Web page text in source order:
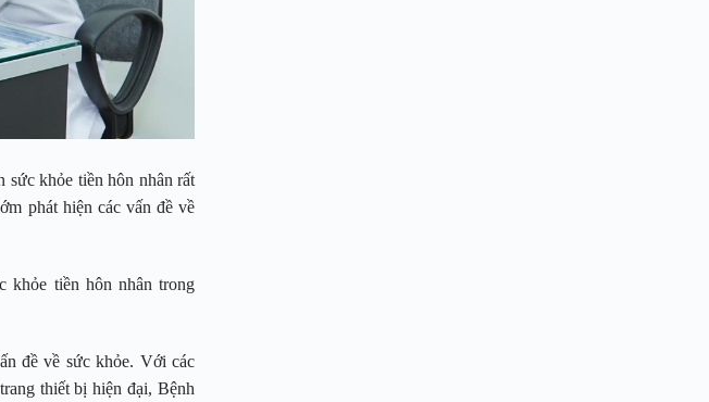
sức khỏe tiền hôn nhân rất
phát hiện các vấn đề về
khỏe tiền hôn nhân trong
đề về sức khỏe. Với các
thiết bị hiện đại, Bệnh